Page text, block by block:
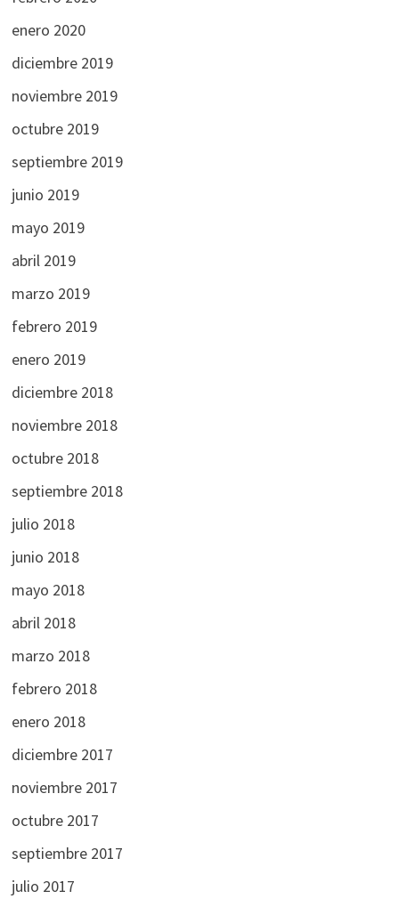
enero 2020
diciembre 2019
noviembre 2019
octubre 2019
septiembre 2019
junio 2019
mayo 2019
abril 2019
marzo 2019
febrero 2019
enero 2019
diciembre 2018
noviembre 2018
octubre 2018
septiembre 2018
julio 2018
junio 2018
mayo 2018
abril 2018
marzo 2018
febrero 2018
enero 2018
diciembre 2017
noviembre 2017
octubre 2017
septiembre 2017
julio 2017